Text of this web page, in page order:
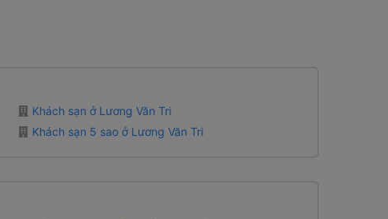
Khách sạn ở Lương Văn Tri
Khách sạn 5 sao ở Lương Văn Tri